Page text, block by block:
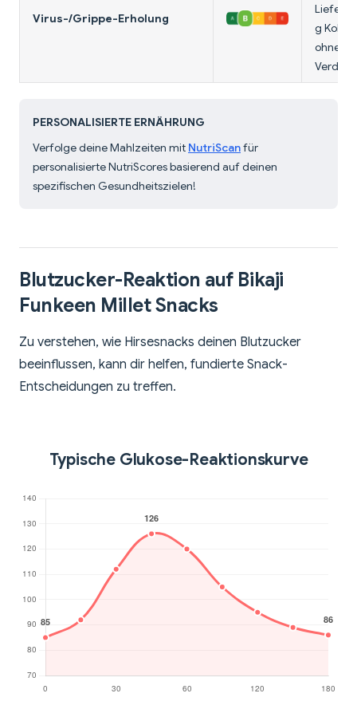
Virus-/Grippe-Erholung
Liefert
g
ohne
PERSONALISIERTE ERNÄHRUNG
Verfolge deine Mahlzeiten mit NutriScanfür
personalisierte NutriScores basierend auf deinen
spezifischen Gesundheitszielen!
Blutzucker-Reaktion auf Bikaji
Funkeen Millet Snacks
Zu verstehen, wie Hirsesnacks deinen Blutzucker
beeinflussen, kann dir helfen, fundierte Snack-
Entscheidungen zu treffen.
Typische Glukose-Reaktionskurve